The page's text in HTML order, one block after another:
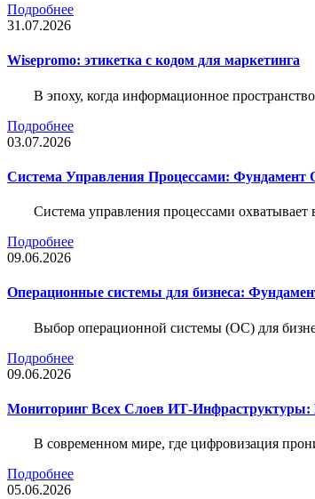
Подробнее
31.07.2026
Wisepromo: этикетка c кодом для маркетинга
В эпоху, когда информационное
Подробнее
03.07.2026
Система Управления Процессами: Фундамент
Система управления процессами
Подробнее
09.06.2026
Операционные системы для бизнеса:
Выбор операционной системы (ОС) для
Подробнее
09.06.2026
Мониторинг Всех Слоев ИТ-
В современном мире, где цифровизация
Подробнее
05.06.2026